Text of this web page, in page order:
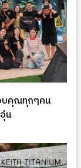
อบคุณทุกๆคน
น